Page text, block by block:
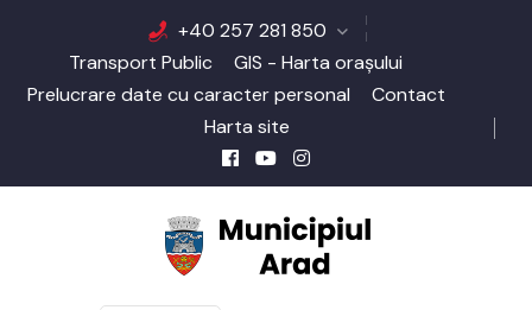
+40 257 281 850
Transport Public
GIS - Harta orașului
Prelucrare date cu caracter personal
Contact
Harta site